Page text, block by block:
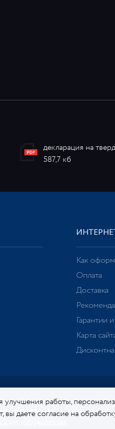
декларация на
587,7 кб
Как
Оплата
Доставка
Гарантии
Карта
сайт. работы,
вы даете согласие на